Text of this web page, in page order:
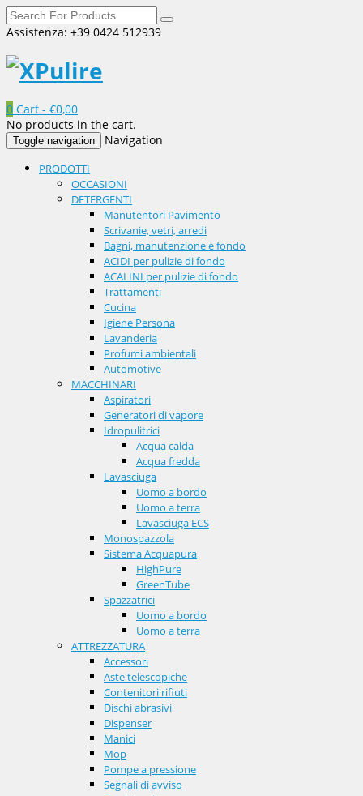
Assistenza: +39 0424 512939
0 Cart - €0,00
No products in the cart.
Toggle navigation Navigation
PRODOTTI
OCCASIONI
DETERGENTI
Manutentori Pavimento
Scrivanie, vetri, arredi
Bagni, manutenzione e fondo
ACIDI per pulizie di fondo
ACALINI per pulizie di fondo
Trattamenti
Cucina
Igiene Persona
Lavanderia
Profumi ambientali
Automotive
MACCHINARI
Aspiratori
Generatori di vapore
Idropulitrici
Acqua calda
Acqua fredda
Lavasciuga
Uomo a bordo
Uomo a terra
Lavasciuga ECS
Monospazzola
Sistema Acquapura
HighPure
GreenTube
Spazzatrici
Uomo a bordo
Uomo a terra
ATTREZZATURA
Accessori
Aste telescopiche
Contenitori rifiuti
Dischi abrasivi
Dispenser
Manici
Mop
Pompe a pressione
Segnali di avviso